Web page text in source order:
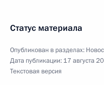
Статус материала
Опубликован в разделах:
Дата публикации: 17 августа
Текстовая версия